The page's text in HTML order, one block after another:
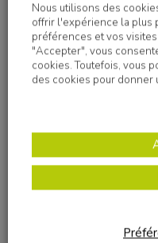
Le Foyer d’accueil
Michel (Paris 15e)
de maladie chronique
accidentées de la vie.
Ce foyer accueille tout
personnes en
nécessite l’aide
l’ensemble des actes
dans la réhabilitation
Nous utilisons des
offrir l'expérience la plus
préférences et vos
"Accepter", vous
cookies. Toutefois, vous
des cookies pour